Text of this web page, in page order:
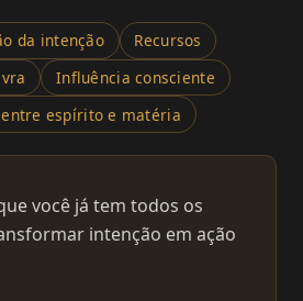
da intenção
Recursos
Influência consciente
entre espírito e matéria
você já tem todos os
intenção em ação